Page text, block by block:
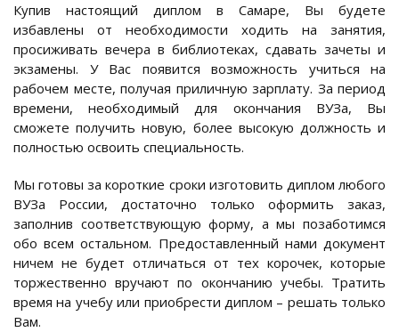
Купив настоящий диплом в Самаре, Вы будете
избавлены от необходимости ходить на занятия,
просиживать вечера в библиотеках, сдавать зачеты и
экзамены. У Вас появится возможность учиться на
рабочем месте, получая приличную зарплату. За период
времени, необходимый для окончания ВУЗа, Вы
сможете получить новую, более высокую должность и
полностью освоить специальность.
Мы готовы за короткие сроки изготовить диплом любого
ВУЗа России, достаточно только оформить заказ,
заполнив соответствующую форму, а мы позаботимся
обо всем остальном. Предоставленный нами документ
ничем не будет отличаться от тех корочек, которые
торжественно вручают по окончанию учебы. Тратить
время на учебу или приобрести диплом – решать только
Вам.